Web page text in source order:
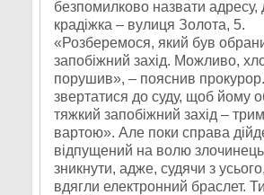
безпомилково назвати адресу,
крадіжка – вулиця Золота, 5.
«Розберемося, який був
запобіжний захід. Можливо,
порушив», – пояснив
звертатися до суду, щоб йому
тяжкий запобіжний захід –
вартою». Але поки справа
відпущений на волю
зникнути, адже, судячи з
вдягли електронний браслет.